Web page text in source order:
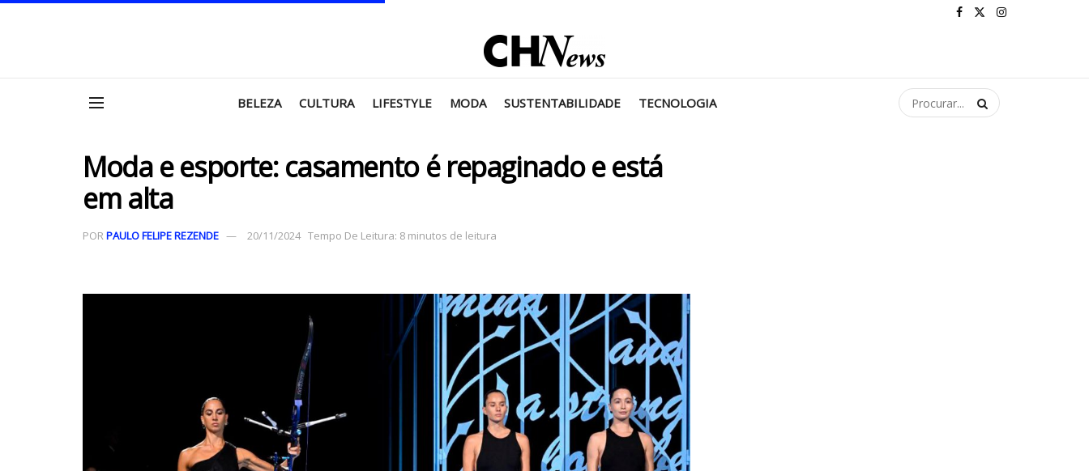
BELEZA CULTURA LIFESTYLE MODA SUSTENTABILIDADE TECNOLOGIA
Moda e esporte: casamento é repaginado e está
em alta
POR PAULO FELIPE REZENDE 20/11/2024 Tempo De Leitura: 8 minutos de leitura